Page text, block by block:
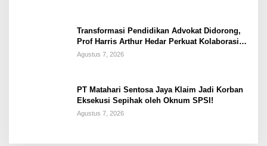
Transformasi Pendidikan Advokat Didorong,
Prof Harris Arthur Hedar Perkuat Kolaborasi
Kampus
Agustus 7, 2026
PT Matahari Sentosa Jaya Klaim Jadi Korban
Eksekusi Sepihak oleh Oknum SPSI!
Agustus 7, 2026